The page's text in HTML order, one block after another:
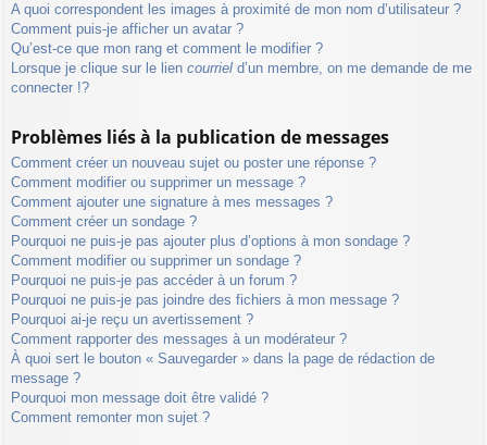
A quoi correspondent les images à proximité de mon nom d’utilisateur ?
Comment puis-je afficher un avatar ?
Qu’est-ce que mon rang et comment le modifier ?
Lorsque je clique sur le lien courriel d’un membre, on me demande de me
connecter !?
Problèmes liés à la publication de messages
Comment créer un nouveau sujet ou poster une réponse ?
Comment modifier ou supprimer un message ?
Comment ajouter une signature à mes messages ?
Comment créer un sondage ?
Pourquoi ne puis-je pas ajouter plus d’options à mon sondage ?
Comment modifier ou supprimer un sondage ?
Pourquoi ne puis-je pas accéder à un forum ?
Pourquoi ne puis-je pas joindre des fichiers à mon message ?
Pourquoi ai-je reçu un avertissement ?
Comment rapporter des messages à un modérateur ?
À quoi sert le bouton « Sauvegarder » dans la page de rédaction de
message ?
Pourquoi mon message doit être validé ?
Comment remonter mon sujet ?